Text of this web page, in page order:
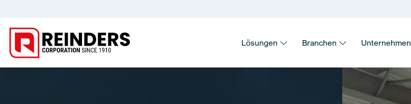
Lösungen Branchen Unternehmen